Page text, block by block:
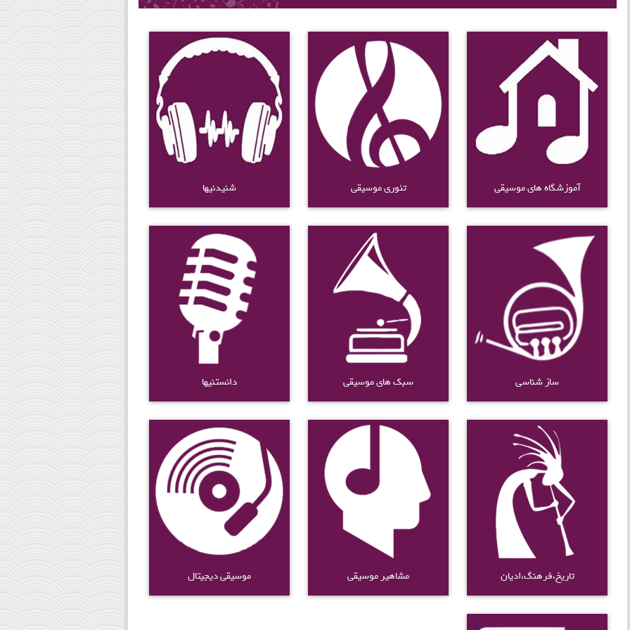
آموزشگاه های موسیقی تئوری موسیقی شنیدنیها
ساز شناسی سبک های موسیقی دانستنیها
تاریخ،فرهنگ،ادیان مشاهیر موسیقی موسیقی دیجیتال